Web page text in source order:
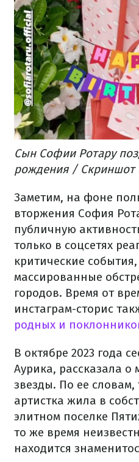
Сын Софии Ротару
рождения / Скриншот
Заметим, на фоне
вторжения София
публичную
только в соцсетях
критические
массированные
городов. Время от
инстаграм-сторис
родных и
В октябре 2023 года
Аурика, рассказала о
звезды. По ее словам,
артистка жила в
элитном поселке
то же время
находится